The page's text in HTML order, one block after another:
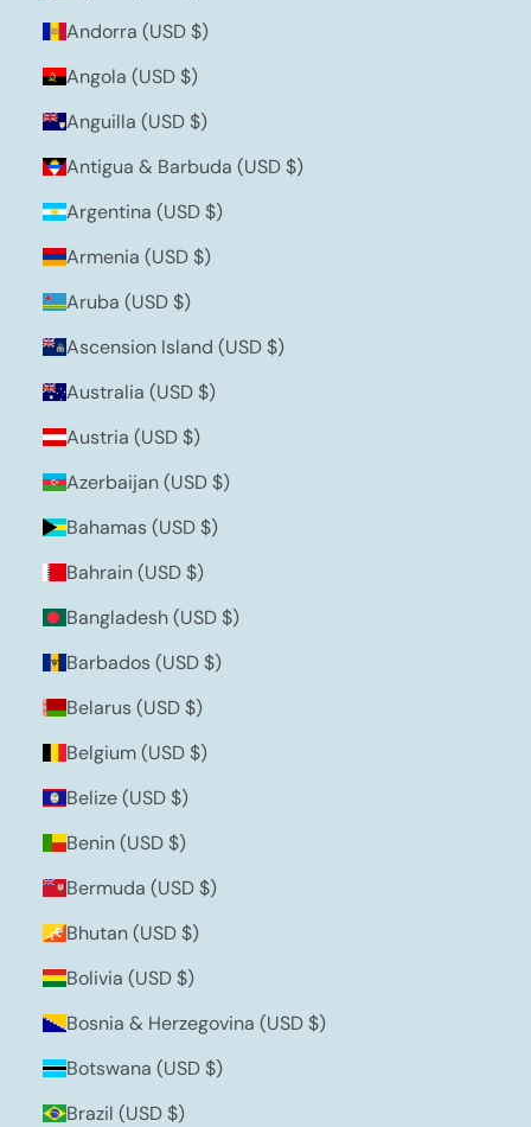
Andorra (USD $)
Angola (USD $)
Anguilla (USD $)
Antigua & Barbuda (USD $)
Argentina (USD $)
Armenia (USD $)
Aruba (USD $)
Ascension Island (USD $)
Australia (USD $)
Austria (USD $)
Azerbaijan (USD $)
Bahamas (USD $)
Bahrain (USD $)
Bangladesh (USD $)
Barbados (USD $)
Belarus (USD $)
Belgium (USD $)
Belize (USD $)
Benin (USD $)
Bermuda (USD $)
Bhutan (USD $)
Bolivia (USD $)
Bosnia & Herzegovina (USD $)
Botswana (USD $)
Brazil (USD $)